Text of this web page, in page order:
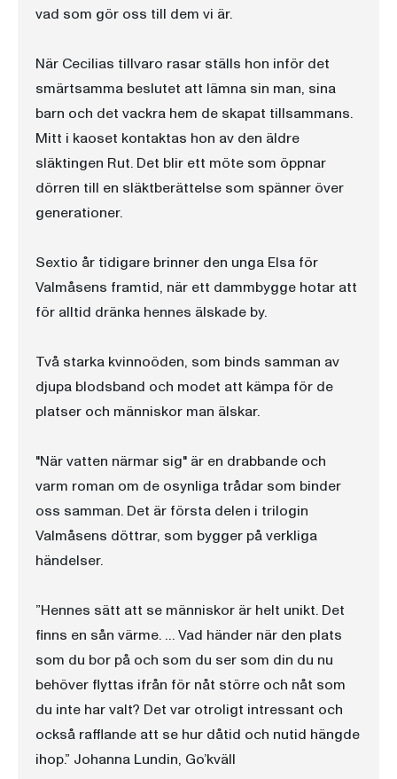
vad som gör oss till dem vi är.
När Cecilias tillvaro rasar ställs hon inför det
smärtsamma beslutet att lämna sin man, sina
barn och det vackra hem de skapat tillsammans.
Mitt i kaoset kontaktas hon av den äldre
släktingen Rut. Det blir ett möte som öppnar
dörren till en släktberättelse som spänner över
generationer.
Sextio år tidigare brinner den unga Elsa för
Valmåsens framtid, när ett dammbygge hotar att
för alltid dränka hennes älskade by.
Två starka kvinnoöden, som binds samman av
djupa blodsband och modet att kämpa för de
platser och människor man älskar.
"När vatten närmar sig" är en drabbande och
varm roman om de osynliga trådar som binder
oss samman. Det är första delen i trilogin
Valmåsens döttrar, som bygger på verkliga
händelser.
”Hennes sätt att se människor är helt unikt. Det
finns en sån värme. … Vad händer när den plats
som du bor på och som du ser som din du nu
behöver flyttas ifrån för nåt större och nåt som
du inte har valt? Det var otroligt intressant och
också rafflande att se hur dåtid och nutid hängde
ihop.” Johanna Lundin, Go’kväll